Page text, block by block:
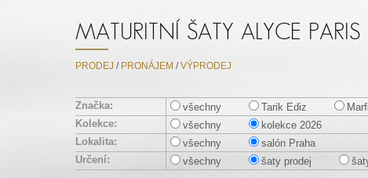
MATURITNÍ ŠATY ALYCE
PRODEJ / PRONÁJEM /VÝPRODEJ
Značka: všechny Tarik Ediz Marfil
Kolekce:
všechny
kolekce 2026
Lokalita:
všechny
salón Praha
Určení:
všechny šaty prodej